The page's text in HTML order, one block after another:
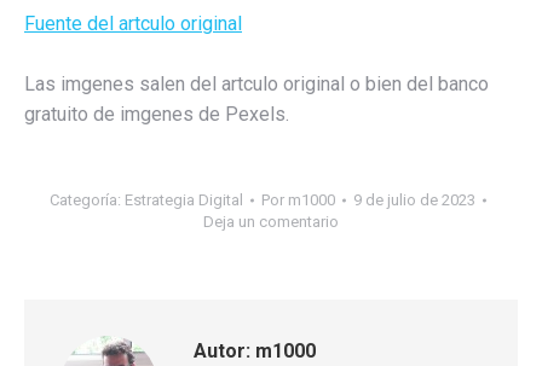
Fuente del artculo original
Las imgenes salen del artculo original o bien del banco
gratuito de imgenes de Pexels.
Categoría: Estrategia Digital Por m1000
9 de julio de 2023
Deja un comentario
Autor: m1000